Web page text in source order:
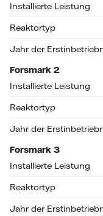
Installierte Leistung
Reaktortyp
Jahr der
Forsmark 2
Installierte Leistung
Reaktortyp
Jahr der
Forsmark 3
Installierte Leistung
Reaktortyp
Jahr der